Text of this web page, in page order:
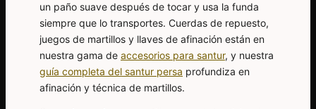
un paño suave después de tocar y usa la funda
siempre que lo transportes. Cuerdas de repuesto,
juegos de martillos y llaves de afinación están en
nuestra gama de accesorios para santur, y nuestra
guía completa del santur persa profundiza en
afinación y técnica de martillos.